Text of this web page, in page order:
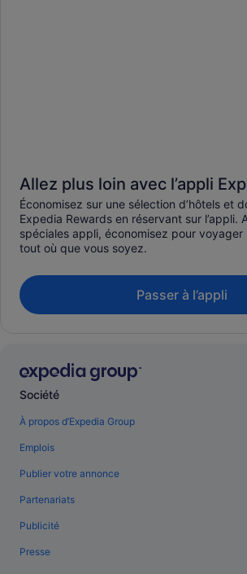
Allez plus loin avec l’appli
Économisez sur une sélection d’hôtels et
Expedia Rewards en réservant sur l’appli.
spéciales appli, économisez pour
tout où que vous soyez.
Passer à l’appli
Société
À propos d’Expedia Group
Emplois
Publier votre annonce
Partenariats
Publicité
Presse